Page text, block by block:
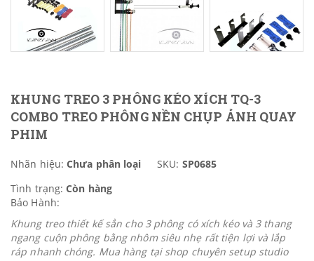
KHUNG TREO 3 PHÔNG KÉO XÍCH TQ-3
COMBO TREO PHÔNG NỀN CHỤP ẢNH QUAY
PHIM
Nhãn hiệu: Chưa phân loại SKU: SP0685
Tình trạng: Còn hàng
Bảo Hành:
Khung treo thiết kế sẳn cho 3 phông có xích kéo và 3 thang
ngang cuộn phông bằng nhôm siêu nhẹ rất tiện lợi và lắp
ráp nhanh chóng. Mua hàng tại shop chuyên setup studio